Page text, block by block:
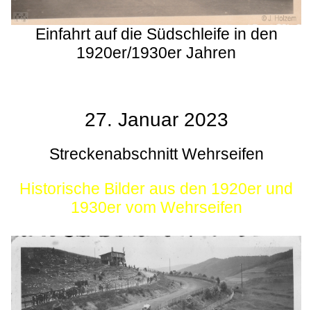
Einfahrt auf die Südschleife in den
1920er/1930er Jahren
27. Januar 2023
Streckenabschnitt Wehrseifen
Historische Bilder aus den 1920er und
1930er vom Wehrseifen